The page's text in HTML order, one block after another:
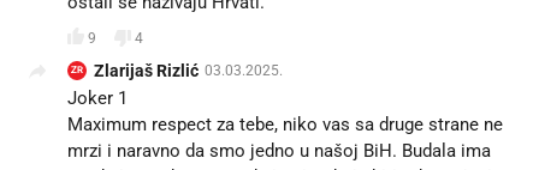
9 4
ZR Zlarijaš Rizlić 03.03.2025.
Joker 1
Maximum respect za tebe, niko vas sa druge strane ne
mrzi i naravno da smo jedno u našoj BiH. Budala ima